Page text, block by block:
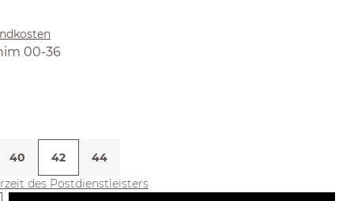
00-36
40 42
44
des Postdienstleisters